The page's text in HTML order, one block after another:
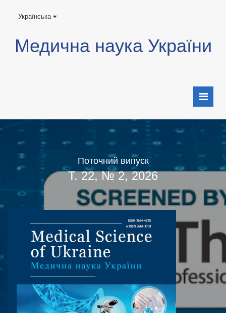
Українська
Медична наука України
Поточний випуск
Т. 22, № 2, 2026